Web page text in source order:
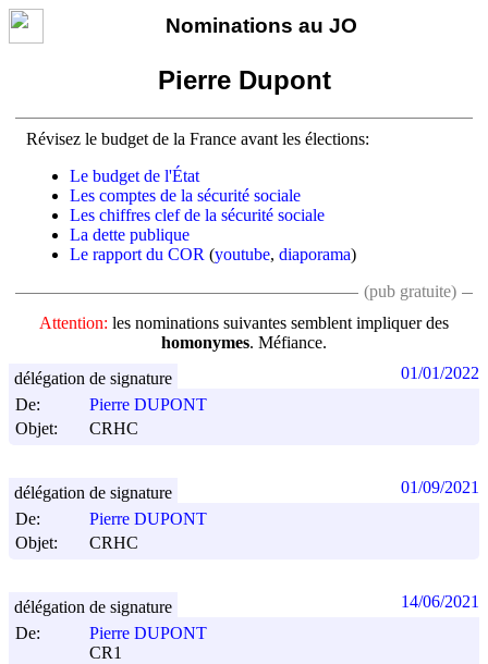
Nominations au JO
Pierre Dupont
Révisez le budget de la France avant les élections:
Le budget de l'État
Les comptes de la sécurité sociale
Les chiffres clef de la sécurité sociale
La dette publique
Le rapport du COR (youtube, diaporama)
(pub gratuite)
Attention: les nominations suivantes semblent impliquer des
homonymes. Méfiance.
De:
Pierre DUPONT
Objet:
CRHC
délégation de signature 01/01/2022
De:
Pierre DUPONT
Objet:
CRHC
délégation de signature 01/09/2021
De:
Pierre DUPONT
CR1
délégation de signature 14/06/2021